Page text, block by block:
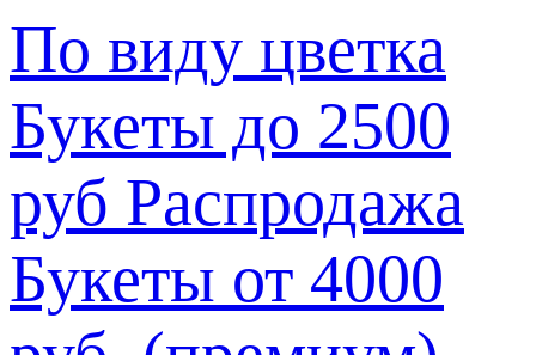
По виду цветка
Букеты до 2500
руб Распродажа
Букеты от 4000